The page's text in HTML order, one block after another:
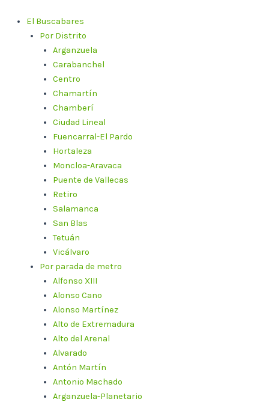
contenido
El Buscabares
Por Distrito
Arganzuela
Carabanchel
Centro
Chamartín
Chamberí
Ciudad Lineal
Fuencarral-El Pardo
Hortaleza
Moncloa-Aravaca
Puente de Vallecas
Retiro
Salamanca
San Blas
Tetuán
Vicálvaro
Por parada de metro
Alfonso XIII
Alonso Cano
Alonso Martínez
Alto de Extremadura
Alto del Arenal
Alvarado
Antón Martín
Antonio Machado
Arganzuela-Planetario